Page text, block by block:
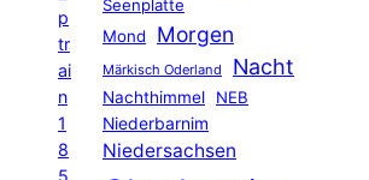
p
tr
ai
n
1
8
Seenplatte
Mond
Morgen
Märkisch Oderland Nacht
Nachthimmel
NEB
Niederbarnim
Niedersachsen